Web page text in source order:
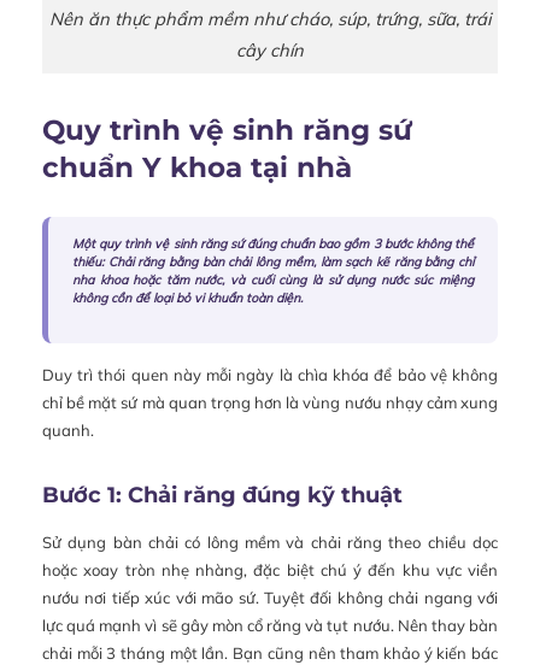
Nên ăn thực phẩm mềm như cháo, súp, trứng, sữa, trái
cây chín
Quy trình vệ sinh răng sứ
chuẩn Y khoa tại nhà
Một quy trình vệ sinh răng sứ đúng chuẩn bao gồm 3 bước không thể
thiếu: Chải răng bằng bàn chải lông mềm, làm sạch kẽ răng bằng chỉ
nha khoa hoặc tăm nước, và cuối cùng là sử dụng nước súc miệng
không cồn để loại bỏ vi khuẩn toàn diện.
Duy trì thói quen này mỗi ngày là chìa khóa để bảo vệ không
chỉ bề mặt sứ mà quan trọng hơn là vùng nướu nhạy cảm xung
quanh.
Bước 1: Chải răng đúng kỹ thuật
Sử dụng bàn chải có lông mềm và chải răng theo chiều dọc
hoặc xoay tròn nhẹ nhàng, đặc biệt chú ý đến khu vực viền
nướu nơi tiếp xúc với mão sứ. Tuyệt đối không chải ngang với
lực quá mạnh vì sẽ gây mòn cổ răng và tụt nướu. Nên thay bàn
chải mỗi 3 tháng một lần. Bạn cũng nên tham khảo ý kiến bác